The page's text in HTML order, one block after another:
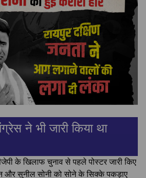
ने भी जारी किया था
के खिलाफ चुनाव से पहले पोस्टर जारी किए
और सुनील सोनी को सोने के सिक्के पकड़ाए